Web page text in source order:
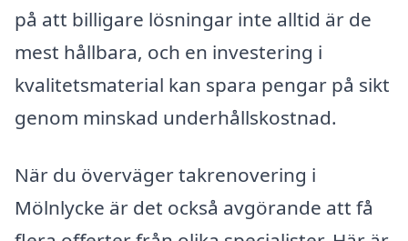
på att billigare lösningar inte alltid är de
mest hållbara, och en investering i
kvalitetsmaterial kan spara pengar på sikt
genom minskad underhållskostnad.
När du överväger takrenovering i
Mölnlycke är det också avgörande att få